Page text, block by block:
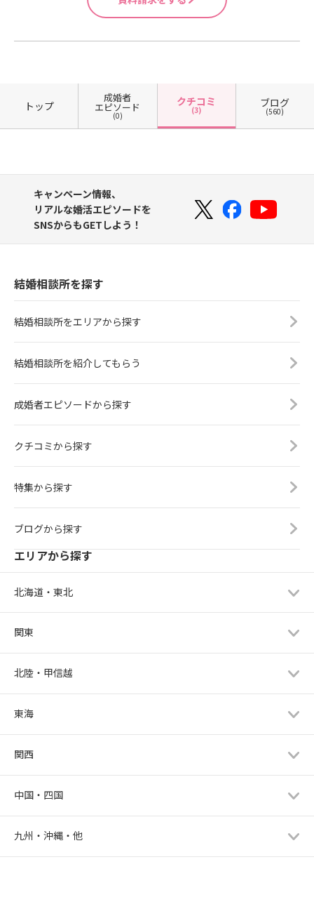
トップ
成婚者
エピソード
(0)
クチコミ
(3)
ブログ
(560)
キャンペーン情報、
リアルな婚活エピソードを
SNSからもGETしよう！
結婚相談所を探す
結婚相談所をエリアから探す
結婚相談所を紹介してもらう
成婚者エピソードから探す
クチコミから探す
特集から探す
ブログから探す
エリアから探す
北海道・東北
関東
北陸・甲信越
東海
関西
中国・四国
九州・沖縄・他